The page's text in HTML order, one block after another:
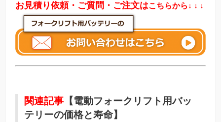
お見積り依頼・ご質問・ご注文はこちらから ↓ ↓ ↓
関連記事 【電動フォークリフト用バッ
テリーの価格と寿命】